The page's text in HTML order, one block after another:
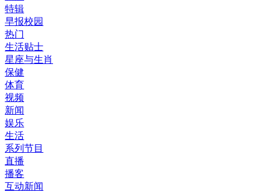
特辑
早报校园
热门
生活贴士
星座与生肖
保健
体育
视频
新闻
娱乐
生活
系列节目
直播
播客
互动新闻